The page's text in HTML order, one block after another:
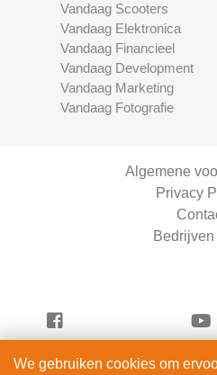
Vandaag Scooters
Vandaag Elektronica
Vandaag Financieel
Vandaag Development
Vandaag Marketing
Vandaag Fotografie
Algemene
Privacy
Bedrijven
We gebruiken cookies om